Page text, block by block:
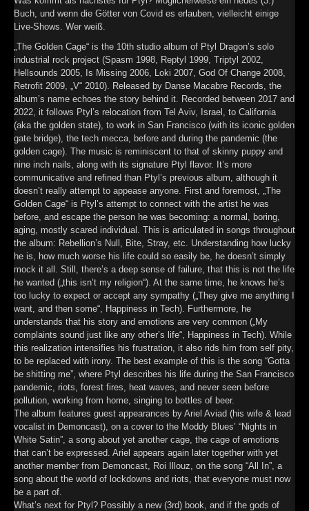
Buch, und wenn die Götter von Covid es erlauben, vielleicht einige
Live-Shows. Wer weiß.
„The Golden Cage“ is the 10th studio album of Ptyl Dragon’s solo
industrial rock project (Spasm 1998, Reptyl 1999, Triptyl 2002,
Hellsounds 2005, Is Missing 2006, Loki 2007, God Of Change 2008,
Retrofit 2009, „V“ 2010). Released by Danse Macabre Records, the
album’s name echoes the story behind it. Recorded between 2017 and
2022, it follows Ptyl’s relocation from Tel Aviv, Israel, to California
(aka the golden state), to work in San Francisco (with its iconic golden
gate bridge), the tech mecca, before and during the pandemic (the
golden cage). The music is reminiscent to that of skinny puppy and
nine inch nails, along with its signature Ptyl flavor. It’s more
communicative and refined than Ptyl’s previous album, although it
doesn’t really attempt to appease anyone. First and foremost, „The
Golden Cage“ is Ptyl’s attempt to connect with the artist he was
before, and escape the person he was becoming: a normal, boring,
aging, mostly scared individual. This is articulated in songs throughout
the album: Rebellion’s Null, Bite, Stray, etc. Understanding how lucky
he is, how much worse his life could so easily be, he doesn’t simply
mock it all. Still, there’s a deep sense of failure, that this is not the life
he wanted („this isn’t my religion“). At the same time, he knows he’s
too lucky to expect or accept any sympathy („They give me anything I
want, and then some“, Happiness in Tech). Furthermore, he
understands that his story and emotions are very common („My
complaints sound just like any other’s life“, Happiness in Tech). While
this realization intensifies his frustration, it also rids him from self pity,
to be replaced with irony. The best example of this is the song “Gotta
be shitting me”, where Ptyl describes his life during the San Francisco
pandemic, riots, forest fires, heat waves, and never seen before
pollution, working from home, singing to bottles of beer.
The album features guest appearances by Ariel Aviad (his wife & lead
vocalist in Demoncast), on a cover to the Moddy Blues’ “Nights in
White Satin”, a song about yet another cage, the cage of emotions
that can’t be expressed. Ariel appears again later together with yet
another member from Demoncast, Roi Illouz, on the song “All In”, a
song about the world of lockdowns and riots, that everyone must now
be a part of.
What’s next for Ptyl? Possibly a new (3rd) book, and if the gods of